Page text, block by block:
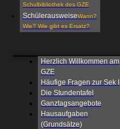
Schulbibliothek des GZE
SchülerausweiseWann?
Wie? Wie gibt es Ersatz?
Herzlich Willkommen am
GZE
Häufige Fragen zur Sek I
Die Stundentafel
Ganztagsangebote
Hausaufgaben
(Grundsätze)